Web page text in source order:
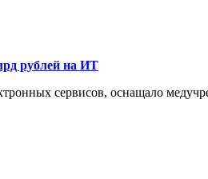
рублей на ИТ
сервисов, оснащало